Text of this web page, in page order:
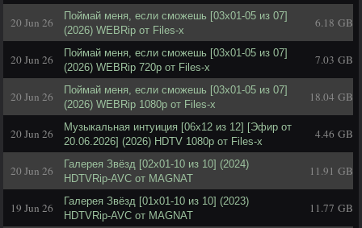
20 Jun 26
Поймай меня, если сможешь [03x01-05 из 07]
(2026) WEBRip от Files-x
6.18 GB
20 Jun 26
Поймай меня, если сможешь [03x01-05 из 07]
(2026) WEBRip 720p от Files-x
7.03 GB
20 Jun 26
Поймай меня, если сможешь [03x01-05 из 07]
(2026) WEBRip 1080p от Files-x
18.04 GB
20 Jun 26
Музыкальная интуиция [06x12 из 12] [Эфир от
20.06.2026] (2026) HDTV 1080р от Files-x
4.46 GB
20 Jun 26
Галерея Звёзд [02x01-10 из 10] (2024)
HDTVRip-AVC от MAGNAT
11.91 GB
19 Jun 26
Галерея Звёзд [01x01-10 из 10] (2023)
HDTVRip-AVC от MAGNAT
11.77 GB